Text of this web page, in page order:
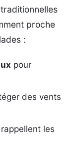
proche
:
pour
des vents
les